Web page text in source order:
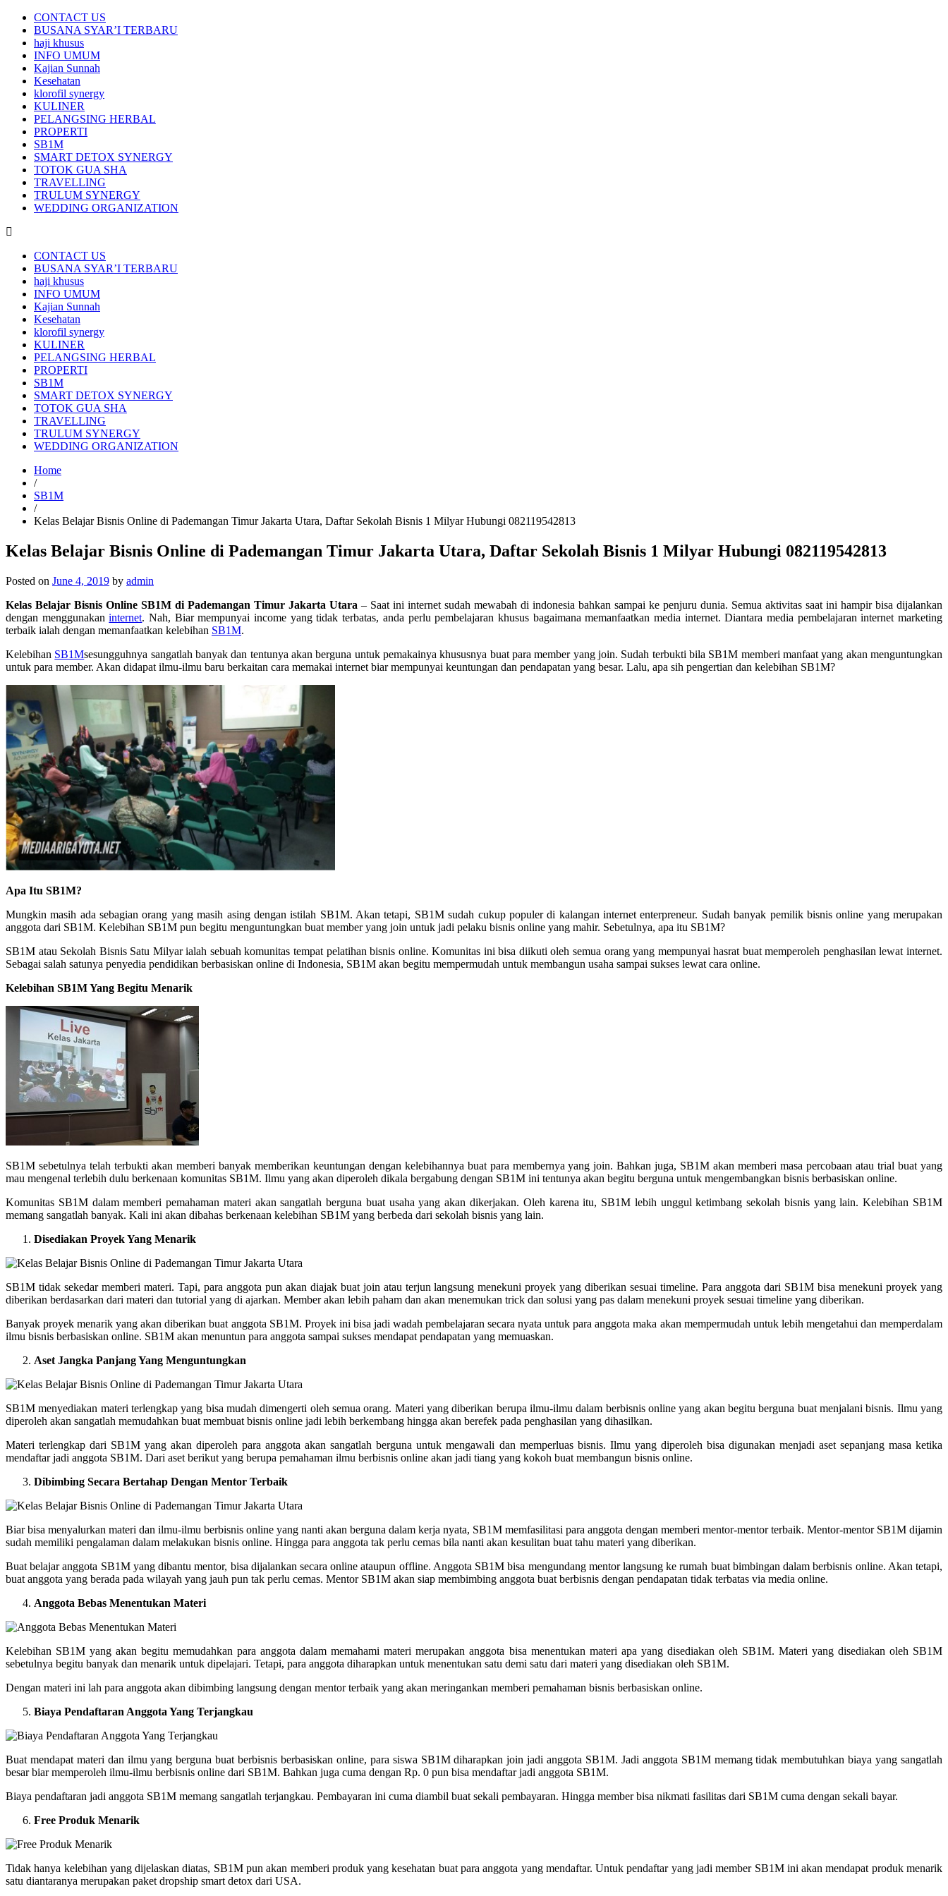
CONTACT US
BUSANA SYAR’I TERBARU
haji khusus
INFO UMUM
Kajian Sunnah
Kesehatan
klorofil synergy
KULINER
PELANGSING HERBAL
PROPERTI
SB1M
SMART DETOX SYNERGY
TOTOK GUA SHA
TRAVELLING
TRULUM SYNERGY
WEDDING ORGANIZATION
CONTACT US
BUSANA SYAR’I TERBARU
haji khusus
INFO UMUM
Kajian Sunnah
Kesehatan
klorofil synergy
KULINER
PELANGSING HERBAL
PROPERTI
SB1M
SMART DETOX SYNERGY
TOTOK GUA SHA
TRAVELLING
TRULUM SYNERGY
WEDDING ORGANIZATION
Home
/
SB1M
/
Kelas Belajar Bisnis Online di Pademangan Timur Jakarta Utara, Daftar Sekolah Bisnis 1 Milyar Hubungi 082119542813
Kelas Belajar Bisnis Online di Pademangan Timur Jakarta Utara, Daftar Sekolah Bisnis 1 Milyar Hubungi 082119542813
Posted on June 4, 2019 by admin
Kelas Belajar Bisnis Online SB1M di Pademangan Timur Jakarta Utara – Saat ini internet sudah mewabah di indonesia bahkan sampai ke penjuru dunia. Semua aktivitas saat ini hampir bisa dijalankan
dengan menggunakaninternet. Nah, Biar mempunyai income yang tidak terbatas, anda perlu pembelajaran khusus bagaimana memanfaatkan media internet. Diantara media pembelajaran internet marketing
terbaik ialah dengan memanfaatkan kelebihan SB1M.
Kelebihan SB1Msesungguhnya sangatlah banyak dan tentunya akan berguna untuk pemakainya khususnya buat para member yang join. Sudah terbukti bila SB1M memberi manfaat yang akan menguntungkan
untuk para member. Akan didapat ilmu-ilmu baru berkaitan cara memakai internet biar mempunyai keuntungan dan pendapatan yang besar. Lalu, apa sih pengertian dan kelebihan SB1M?
Apa Itu SB1M?
Mungkin masih ada sebagian orang yang masih asing dengan istilah SB1M. Akan tetapi, SB1M sudah cukup populer di kalangan internet enterpreneur. Sudah banyak pemilik bisnis online yang merupakan
anggota dari SB1M. Kelebihan SB1M pun begitu menguntungkan buat member yang join untuk jadi pelaku bisnis online yang mahir. Sebetulnya, apa itu SB1M?
SB1M atau Sekolah Bisnis Satu Milyar ialah sebuah komunitas tempat pelatihan bisnis online. Komunitas ini bisa diikuti oleh semua orang yang mempunyai hasrat buat memperoleh penghasilan lewat internet.
Sebagai salah satunya penyedia pendidikan berbasiskan online di Indonesia, SB1M akan begitu mempermudah untuk membangun usaha sampai sukses lewat cara online.
Kelebihan SB1M Yang Begitu Menarik
SB1M sebetulnya telah terbukti akan memberi banyak memberikan keuntungan dengan kelebihannya buat para membernya yang join. Bahkan juga, SB1M akan memberi masa percobaan atau trial buat yang
mau mengenal terlebih dulu berkenaan komunitas SB1M. Ilmu yang akan diperoleh dikala bergabung dengan SB1M ini tentunya akan begitu berguna untuk mengembangkan bisnis berbasiskan online.
Komunitas SB1M dalam memberi pemahaman materi akan sangatlah berguna buat usaha yang akan dikerjakan. Oleh karena itu, SB1M lebih unggul ketimbang sekolah bisnis yang lain. Kelebihan SB1M
memang sangatlah banyak. Kali ini akan dibahas berkenaan kelebihan SB1M yang berbeda dari sekolah bisnis yang lain.
Disediakan Proyek Yang Menarik
SB1M tidak sekedar memberi materi. Tapi, para anggota pun akan diajak buat join atau terjun langsung menekuni proyek yang diberikan sesuai timeline. Para anggota dari SB1M bisa menekuni proyek yang
diberikan berdasarkan dari materi dan tutorial yang di ajarkan. Member akan lebih paham dan akan menemukan trick dan solusi yang pas dalam menekuni proyek sesuai timeline yang diberikan.
Banyak proyek menarik yang akan diberikan buat anggota SB1M. Proyek ini bisa jadi wadah pembelajaran secara nyata untuk para anggota maka akan mempermudah untuk lebih mengetahui dan memperdalam
ilmu bisnis berbasiskan online. SB1M akan menuntun para anggota sampai sukses mendapat pendapatan yang memuaskan.
Aset Jangka Panjang Yang Menguntungkan
SB1M menyediakan materi terlengkap yang bisa mudah dimengerti oleh semua orang. Materi yang diberikan berupa ilmu-ilmu dalam berbisnis online yang akan begitu berguna buat menjalani bisnis. Ilmu yang
diperoleh akan sangatlah memudahkan buat membuat bisnis online jadi lebih berkembang hingga akan berefek pada penghasilan yang dihasilkan.
Materi terlengkap dari SB1M yang akan diperoleh para anggota akan sangatlah berguna untuk mengawali dan memperluas bisnis. Ilmu yang diperoleh bisa digunakan menjadi aset sepanjang masa ketika
mendaftar jadi anggota SB1M. Dari aset berikut yang berupa pemahaman ilmu berbisnis online akan jadi tiang yang kokoh buat membangun bisnis online.
Dibimbing Secara Bertahap Dengan Mentor Terbaik
Biar bisa menyalurkan materi dan ilmu-ilmu berbisnis online yang nanti akan berguna dalam kerja nyata, SB1M memfasilitasi para anggota dengan memberi mentor-mentor terbaik. Mentor-mentor SB1M dijamin
sudah memiliki pengalaman dalam melakukan bisnis online. Hingga para anggota tak perlu cemas bila nanti akan kesulitan buat tahu materi yang diberikan.
Buat belajar anggota SB1M yang dibantu mentor, bisa dijalankan secara online ataupun offline. Anggota SB1M bisa mengundang mentor langsung ke rumah buat bimbingan dalam berbisnis online. Akan tetapi,
buat anggota yang berada pada wilayah yang jauh pun tak perlu cemas. Mentor SB1M akan siap membimbing anggota buat berbisnis dengan pendapatan tidak terbatas via media online.
Anggota Bebas Menentukan Materi
Kelebihan SB1M yang akan begitu memudahkan para anggota dalam memahami materi merupakan anggota bisa menentukan materi apa yang disediakan oleh SB1M. Materi yang disediakan oleh SB1M
sebetulnya begitu banyak dan menarik untuk dipelajari. Tetapi, para anggota diharapkan untuk menentukan satu demi satu dari materi yang disediakan oleh SB1M.
Dengan materi ini lah para anggota akan dibimbing langsung dengan mentor terbaik yang akan meringankan memberi pemahaman bisnis berbasiskan online.
Biaya Pendaftaran Anggota Yang Terjangkau
Buat mendapat materi dan ilmu yang berguna buat berbisnis berbasiskan online, para siswa SB1M diharapkan join jadi anggota SB1M. Jadi anggota SB1M memang tidak membutuhkan biaya yang sangatlah
besar biar memperoleh ilmu-ilmu berbisnis online dari SB1M. Bahkan juga cuma dengan Rp. 0 pun bisa mendaftar jadi anggota SB1M.
Biaya pendaftaran jadi anggota SB1M memang sangatlah terjangkau. Pembayaran ini cuma diambil buat sekali pembayaran. Hingga member bisa nikmati fasilitas dari SB1M cuma dengan sekali bayar.
Free Produk Menarik
Tidak hanya kelebihan yang dijelaskan diatas, SB1M pun akan memberi produk yang kesehatan buat para anggota yang mendaftar. Untuk pendaftar yang jadi member SB1M ini akan mendapat produk menarik
satu diantaranya merupakan paket dropship smart detox dari USA.